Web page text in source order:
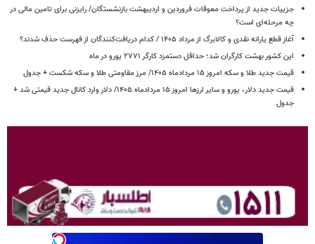
جزییات جدید از پرداخت معوقات فروردین و اردیبهشت بازنشستگان/ رایزنی برای تامین مالی در
چه مرحله‌ای است؟
آغاز قطع یارانه نقدی و کالابرگ از مرداد ۱۴۰۵ / کدام دریافت‌کنندگان از فهرست حذف شدند؟
این کشور بهشت کارگران شد؛ حداقل دستمزد کارگر ۲۷۷۱ یورو در ماه
قیمت جدید طلا و سکه امروز ۱۵ مردادماه ۱۴۰۵/ مرز مقاومتی طلا و سکه شکست + جدول
قیمت جدید دلار، یورو و سایر ارزها امروز ۱۵ مردادماه ۱۴۰۵/ دلار وارد کانال جدید قیمتی شد +
جدول